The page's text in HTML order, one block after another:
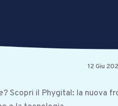
12 Giu
Scopri il Phygital: la nuova